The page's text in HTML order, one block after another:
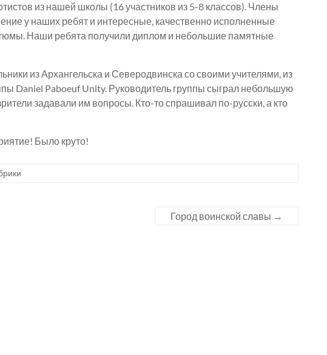
из нашей школы (16 участников из 5-8 классов). Члены
у наших ребят и интересные, качественно исполненные
Наши ребята получили диплом и небольшие памятные
из Архангельска и Северодвинска со своими учителями, из
Daniel Paboeuf Unity. Руководитель группы сыграл небольшую
задавали им вопросы. Кто-то спрашивал по-русски, а кто
Было круто!
Город воинской славы →